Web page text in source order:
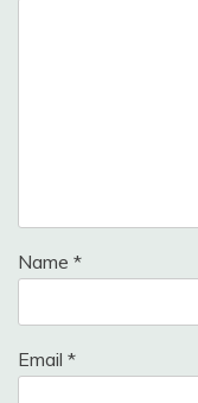
Name *
Email *